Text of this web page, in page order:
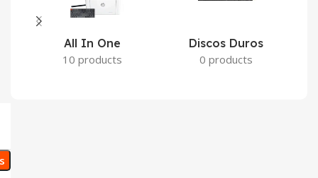
All In One
10 products
Discos Duros
0 products